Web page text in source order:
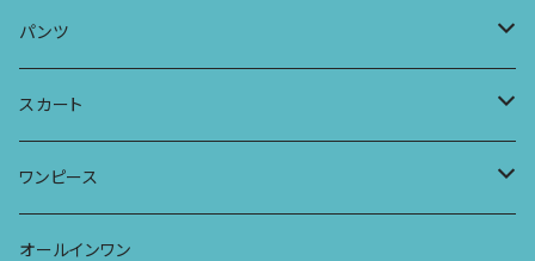
Tシャツ
パーカー
ワンピース
フレンチスリーブラウス
サーフパンツ
ドレス
ストール
タンクトップ・キャミソール
タンクトップ
キャミソール
ワイドTシャツ
チュニックTシャツ
七分袖トップス
パンツ
アラジンパンツ
ポケット付きアラジンパンツ
ワイドパンツ
スカート
マキシスカート
ワンピース
ワンピース
オールインワン